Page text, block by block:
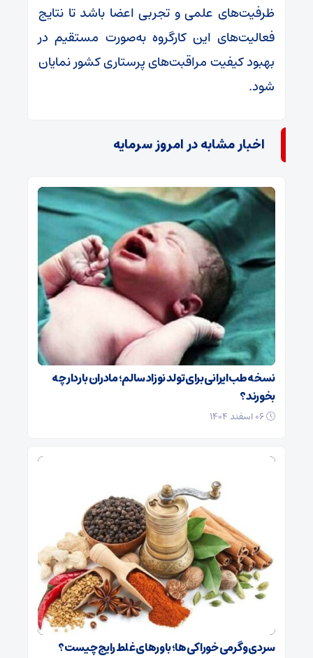
ظرفیت‌های علمی و تجربی اعضا باشد تا نتایج
فعالیت‌های این کارگروه به‌صورت مستقیم در
بهبود کیفیت مراقبت‌های پرستاری کشور نمایان
شود.
اخبار مشابه در امروز سرمایه
نسخه طب ایرانی برای تولد نوزاد سالم؛ مادران باردار چه
بخورند؟
سردی و گرمی خوراکی‌ها؛ باورهای غلط رایج چیست؟